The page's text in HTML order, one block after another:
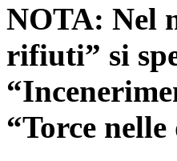
NOTA: Nel
rifiuti” si
“Torce